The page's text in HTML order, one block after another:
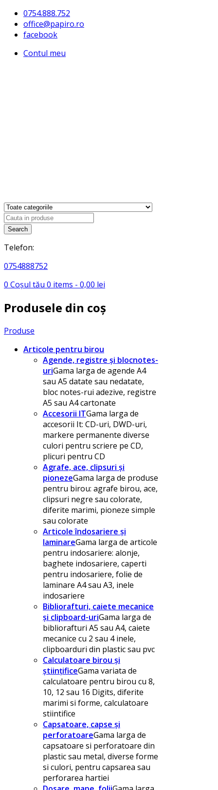
0754.888.752
office@papiro.ro
facebook
Contul meu
Products
search
Search
Telefon:
0754888752
0 Coșul tău 0 items - 0,00 lei
Produsele din coș
Produse
Articole pentru birou
Agende, registre și blocnotes-
uriGama larga de agende A4
sau A5 datate sau nedatate,
bloc notes-rui adezive, registre
A5 sau A4 cartonate
Accesorii ITGama larga de
accesorii It: CD-uri, DWD-uri,
markere permanente diverse
culori pentru scriere pe CD,
plicuri pentru CD
Agrafe, ace, clipsuri și
pionezeGama larga de produse
pentru birou: agrafe birou, ace,
clipsuri negre sau colorate,
diferite marimi, pioneze simple
sau colorate
Articole îndosariere și
laminareGama larga de articole
pentru indosariere: alonje,
baghete indosariere, caperti
pentru indosariere, folie de
laminare A4 sau A3, inele
indosariere
Bibliorafturi, caiete mecanice
și clipboard-uriGama larga de
bibliorafturi A5 sau A4, caiete
mecanice cu 2 sau 4 inele,
clipboarduri din plastic sau pvc
Calculatoare birou și
științificeGama variata de
calculatoare pentru birou cu 8,
10, 12 sau 16 Digits, diferite
marimi si forme, calculatoare
stiintifice
Capsatoare, capse și
perforatoareGama larga de
capsatoare si perforatoare din
plastic sau metal, diverse forme
si culori, pentru capsarea sau
perforarea hartiei